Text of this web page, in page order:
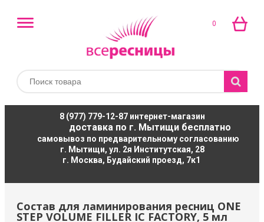
0
8 (977) 779-12-87интернет-магазин
доставка по г. Мытищи бесплатно
самовывоз по предварительному согласованию
г. Мытищи, ул. 2я Институтская, 28
г. Москва, Будайский проезд, 7к1
Состав для ламинирования ресниц ONE
STEP VOLUME FILLER IC FACTORY, 5 мл